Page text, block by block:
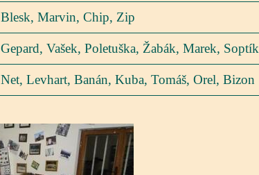
Blesk, Marvin, Chip, Zip
Gepard, Vašek, Poletuška, Žabák, Marek, Soptík
Net, Levhart, Banán, Kuba, Tomáš, Orel, Bizon